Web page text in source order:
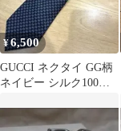
¥6,500
GUCCI ネクタイ GG柄
ネイビー シルク100%